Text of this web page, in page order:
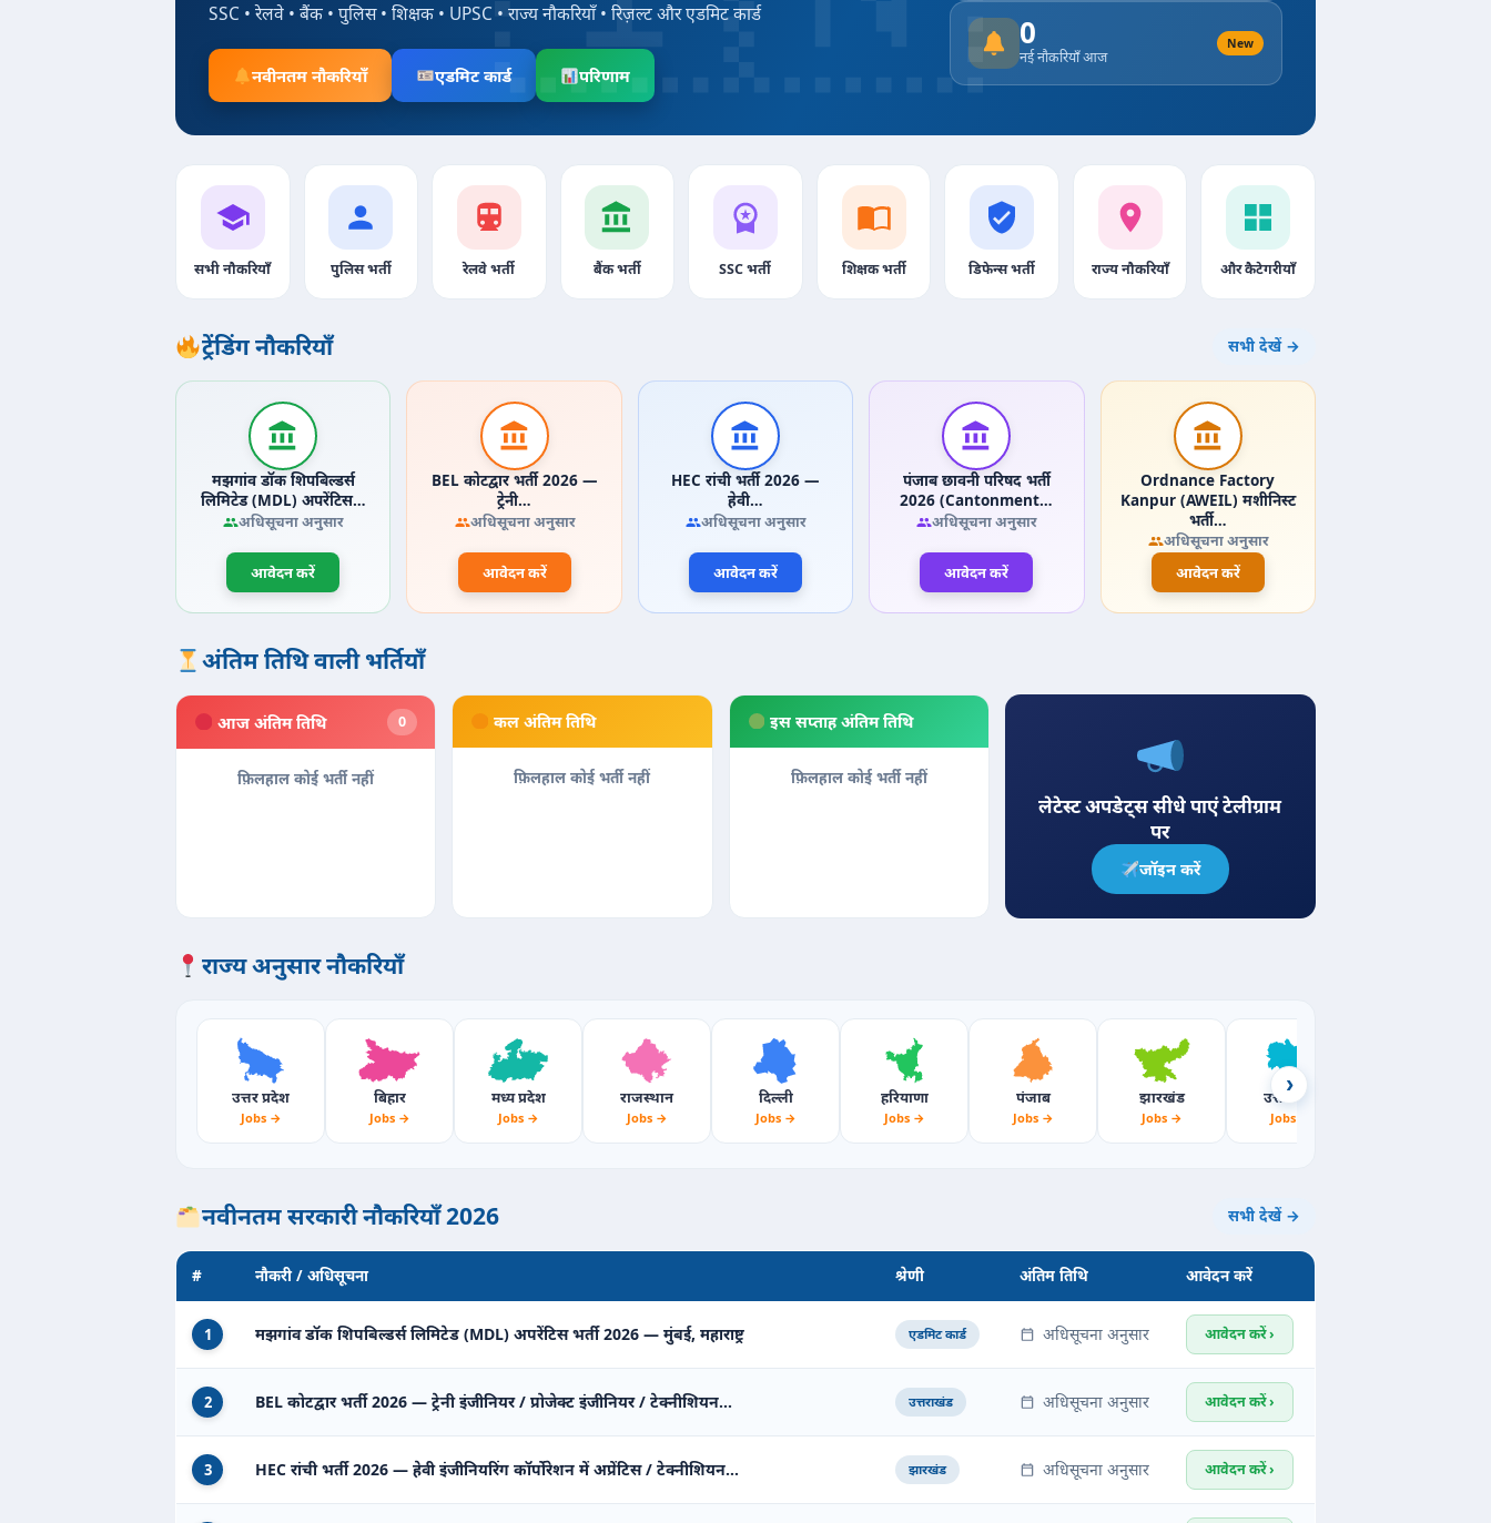
SSC • रेलवे • बैंक • पुलिस • शिक्षक • UPSC • राज्य नौकरियाँ • रिज़ल्ट और एडमिट कार्ड
नवीनतम नौकरियाँ एडमिट कार्ड परिणाम
0
नई नौकरियाँ आज
New
सभी नौकरियाँ पुलिस भर्ती रेलवे भर्ती बैंक भर्ती SSC भर्ती शिक्षक भर्ती डिफेन्स भर्ती राज्य नौकरियाँ और कैटेगरीयाँ
ट्रेंडिंग नौकरियाँ सभी देखें →
मझगांव डॉक शिपबिल्डर्स
लिमिटेड (MDL) अपरेंटिस…
अधिसूचना अनुसार
आवेदन करें
BEL कोटद्वार भर्ती 2026 —
ट्रेनी…
अधिसूचना अनुसार
आवेदन करें
HEC रांची भर्ती 2026 —
हेवी…
अधिसूचना अनुसार
आवेदन करें
पंजाब छावनी परिषद भर्ती
2026 (Cantonment…
अधिसूचना अनुसार
आवेदन करें
Ordnance Factory
Kanpur (AWEIL) मशीनिस्ट
भर्ती…
अधिसूचना अनुसार
आवेदन करें
अंतिम तिथि वाली भर्तियाँ
आज अंतिम तिथि 0
फ़िलहाल कोई भर्ती नहीं
कल अंतिम तिथि
फ़िलहाल कोई भर्ती नहीं
इस सप्ताह अंतिम तिथि
फ़िलहाल कोई भर्ती नहीं
लेटेस्ट अपडेट्स सीधे पाएं टेलीग्राम
पर
जॉइन करें
राज्य अनुसार नौकरियाँ
उत्तर प्रदेश
Jobs →
बिहार
Jobs →
मध्य प्रदेश
Jobs →
राजस्थान
Jobs →
दिल्ली
Jobs →
हरियाणा
Jobs →
पंजाब
Jobs →
झारखंड
Jobs →
उत्तराखंड
Jobs →
›
नवीनतम सरकारी नौकरियाँ 2026 सभी देखें →
# नौकरी / अधिसूचना श्रेणी अंतिम तिथि आवेदन करें
1 मझगांव डॉक शिपबिल्डर्स लिमिटेड (MDL) अपरेंटिस भर्ती 2026 — मुंबई, महाराष्ट्र एडमिट कार्ड अधिसूचना अनुसार आवेदन करें ›
2 BEL कोटद्वार भर्ती 2026 — ट्रेनी इंजीनियर / प्रोजेक्ट इंजीनियर / टेक्नीशियन… उत्तराखंड अधिसूचना अनुसार आवेदन करें ›
3 HEC रांची भर्ती 2026 — हेवी इंजीनियरिंग कॉर्पोरेशन में अप्रेंटिस / टेक्नीशियन… झारखंड अधिसूचना अनुसार आवेदन करें ›